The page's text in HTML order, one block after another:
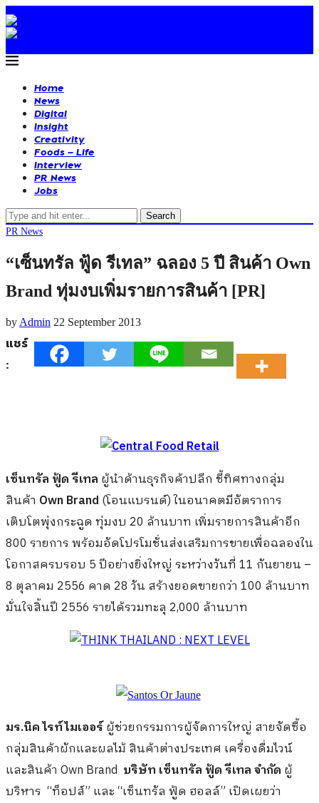
Home
News
Digital
Insight
Creativity
Foods – Life
Interview
PR News
Jobs
Search
PR News
“เซ็นทรัล ฟู้ด รีเทล” ฉลอง 5 ปี สินค้า Own
Brand ทุ่มงบเพิ่มรายการสินค้า [PR]
by Admin 22 September 2013
แชร์
:
เซ็นทรัล ฟู้ด รีเทล ผู้นำด้านธุรกิจค้าปลีก ชี้ทิศทางกลุ่ม
สินค้า Own Brand (โอนแบรนด์) ในอนาคตมีอัตราการ
เติบโตพุ่งกระฉูด ทุ่มงบ 20 ล้านบาท เพิ่มรายการสินค้าอีก
800 รายการ พร้อมอัดโปรโมชั่นส่งเสริมการขายเพื่อฉลองใน
โอกาสครบรอบ 5 ปีอย่างยิ่งใหญ่ ระหว่างวันที่ 11 กันยายน –
8 ตุลาคม 2556 คาด 28 วัน สร้างยอดขายกว่า 100 ล้านบาท
มั่นใจสิ้นปี 2556 รายได้รวมทะลุ 2,000 ล้านบาท
มร.นิค ไรท์ไมเออร์ผู้ช่วยกรรมการผู้จัดการใหญ่ สายจัดซื้อ
กลุ่มสินค้าผักและผลไม้ สินค้าต่างประเทศ เครื่องดื่มไวน์
และสินค้า Own Brand บริษัท เซ็นทรัล ฟู้ด รีเทล จำกัด ผู้
บริหาร “ท็อปส์” และ “เซ็นทรัล ฟู้ด ฮอลล์” เปิดเผยว่า